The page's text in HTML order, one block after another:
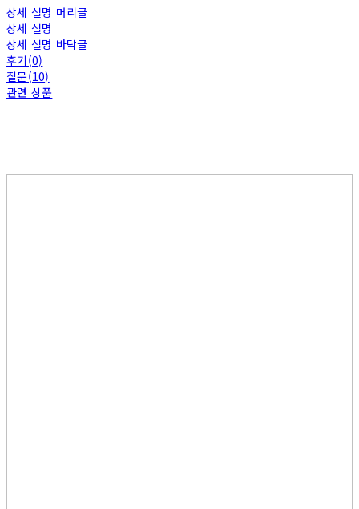
상세 설명 머리글
상세 설명
상세 설명 바닥글
후기(0)
질문(10)
관련 상품